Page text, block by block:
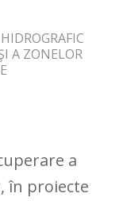
A ZONELOR
a
în proiecte